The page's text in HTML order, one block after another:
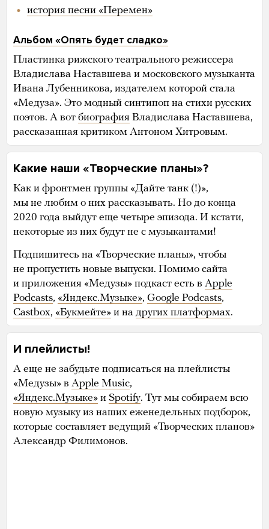
история песни «Перемен»
Альбом «Опять будет сладко»
Пластинка рижского театрального режиссера
Владислава Наставшева и московского музыканта
Ивана Лубенникова, издателем которой стала
«Медуза». Это модный синтипоп на стихи русских
поэтов. А вот биография Владислава Наставшева,
рассказанная критиком Антоном Хитровым.
Какие наши «Творческие планы»?
Как и фронтмен группы «Дайте танк (!)»,
мы не любим о них рассказывать. Но до конца
2020 года выйдут еще четыре эпизода. И кстати,
некоторые из них будут не с музыкантами!
Подпишитесь на «Творческие планы», чтобы
не пропустить новые выпуски. Помимо сайта
и приложения «Медузы» подкаст есть в Apple
Podcasts, «Яндекс.Музыке», Google Podcasts,
Castbox, «Букмейте» и на других платформах.
И плейлисты!
А еще не забудьте подписаться на плейлисты
«Медузы» в Apple Music,
«Яндекс.Музыке» и Spotify. Тут мы собираем всю
новую музыку из наших еженедельных подборок,
которые составляет ведущий «Творческих планов»
Александр Филимонов.